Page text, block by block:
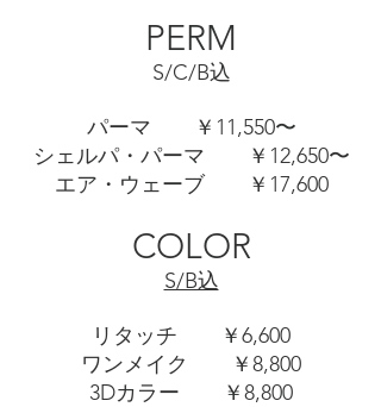
PERM
S/C/B込
パーマ ￥11,550〜
シェルパ・パーマ ￥12,650〜
エア・ウェーブ ￥17,600
COLOR
S/B込
リタッチ ￥6,600
ワンメイク ￥8,800
3Dカラー ￥8,800